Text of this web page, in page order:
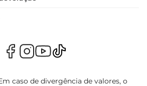
caso de divergência de valores, o